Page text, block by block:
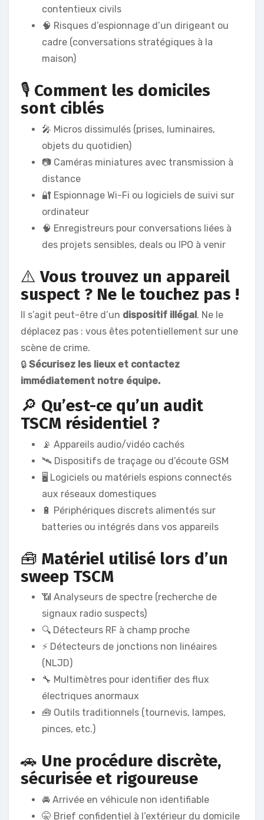
contentieux civils
🧠 Risques d’espionnage d’un dirigeant ou
cadre (conversations stratégiques à la
maison)
🎙️ Comment les domiciles
sont ciblés
🎤 Micros dissimulés (prises, luminaires,
objets du quotidien)
📷 Caméras miniatures avec transmission à
distance
🔐 Espionnage Wi-Fi ou logiciels de suivi sur
ordinateur
🧠 Enregistreurs pour conversations liées à
des projets sensibles, deals ou IPO à venir
⚠️Vous trouvez un appareil
suspect ? Ne le touchez pas !
Il s’agit peut-être d’un dispositif illégal. Ne le
déplacez pas : vous êtes potentiellement sur une
scène de crime.
🔒 Sécurisez les lieux et contactez
immédiatement notre équipe.
🔎 Qu’est-ce qu’un audit
TSCM résidentiel ?
📡 Appareils audio/vidéo cachés
🛰️ Dispositifs de traçage ou d’écoute GSM
🖥️ Logiciels ou matériels espions connectés
aux réseaux domestiques
🔋 Périphériques discrets alimentés sur
batteries ou intégrés dans vos appareils
🧰 Matériel utilisé lors d’un
sweep TSCM
📶 Analyseurs de spectre (recherche de
signaux radio suspects)
🔍 Détecteurs RF à champ proche
⚡ Détecteurs de jonctions non linéaires
(NLJD)
🔧 Multimètres pour identifier des flux
électriques anormaux
🧰 Outils traditionnels (tournevis, lampes,
pinces, etc.)
🚗 Une procédure discrète,
sécurisée et rigoureuse
🚘 Arrivée en véhicule non identifiable
🤫 Brief confidentiel à l’extérieur du domicile